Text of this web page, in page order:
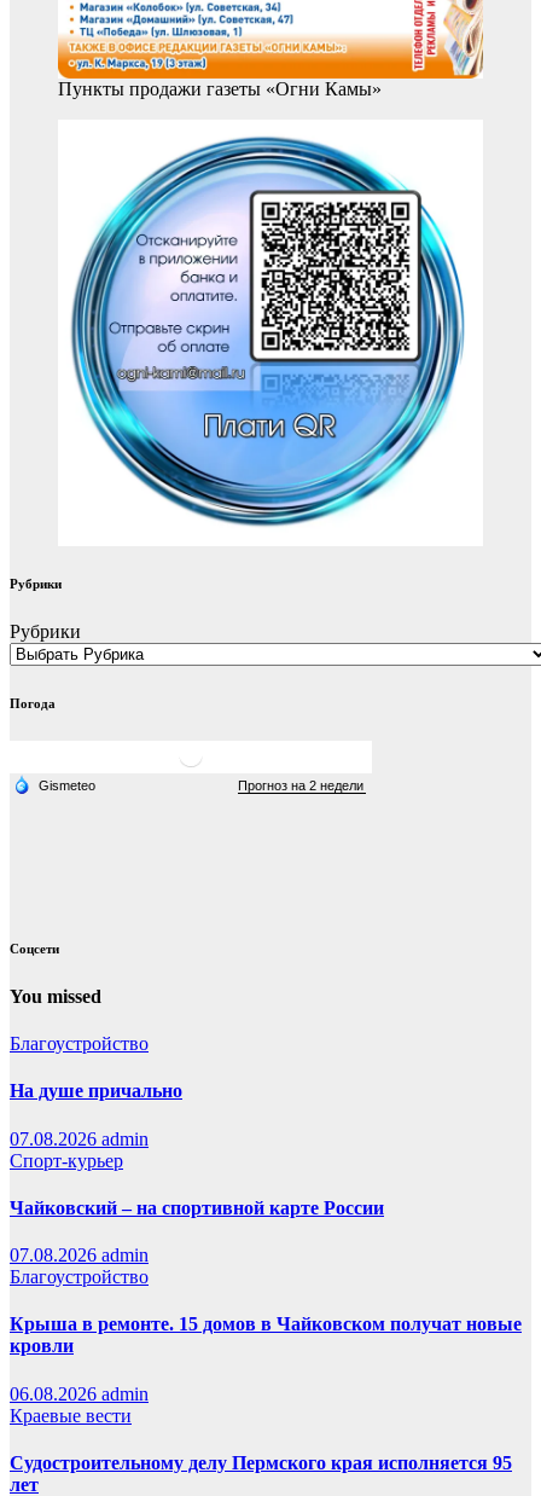
Пункты продажи газеты «Огни Камы»
Рубрики
Рубрики
Погода
Соцсети
You missed
Благоустройство
На душе причально
07.08.2026 admin
Спорт-курьер
Чайковский – на спортивной карте России
07.08.2026 admin
Благоустройство
Крыша в ремонте. 15 домов в Чайковском получат новые
кровли
06.08.2026 admin
Краевые вести
Судостроительному делу Пермского края исполняется 95
лет